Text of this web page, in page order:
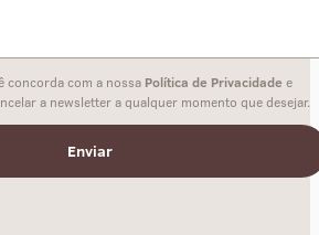
concorda com a nossa Política de Privacidade e
a newsletter a qualquer momento que desejar.
Enviar